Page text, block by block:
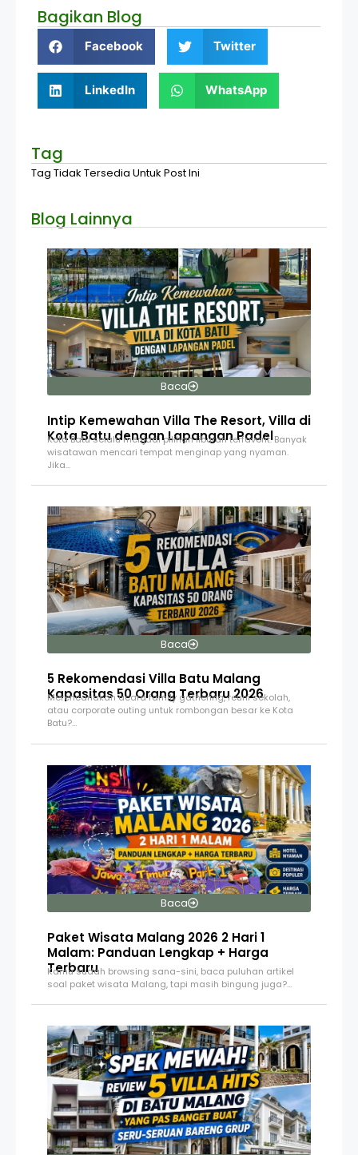
Bagikan Blog
Facebook Twitter
LinkedIn WhatsApp
Tag
Tag Tidak Tersedia Untuk Post Ini
Blog Lainnya
Baca
Intip Kemewahan Villa The Resort, Villa di
Kota Batu dengan Lapangan Padel
Kota Batu selalu menjadi pilihan liburan terfavorit. Banyak
wisatawan mencari tempat menginap yang nyaman.
Jika…
Baca
5 Rekomendasi Villa Batu Malang
Kapasitas 50 Orang Terbaru 2026
Merencanakan acara family gathering, reuni sekolah,
atau corporate outing untuk rombongan besar ke Kota
Batu?…
Baca
Paket Wisata Malang 2026 2 Hari 1
Malam: Panduan Lengkap + Harga
Terbaru
Kamu sudah browsing sana-sini, baca puluhan artikel
soal paket wisata Malang, tapi masih bingung juga?…